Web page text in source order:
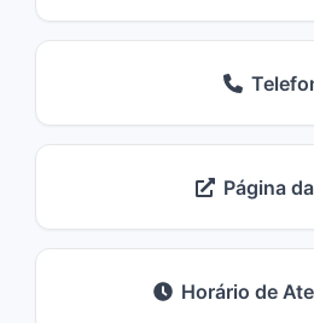
Página
Horário de